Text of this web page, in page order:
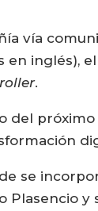
vía
inglés),
.
se
Plasencio